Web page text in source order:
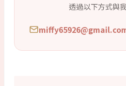
透過以下方式與